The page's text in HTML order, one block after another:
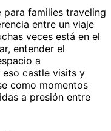
families traveling
entre un viaje
veces está en el
entender el
a
eso castle visits y
como momentos
a presión entre